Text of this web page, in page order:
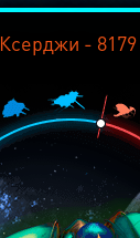
Ксерджи - 8179